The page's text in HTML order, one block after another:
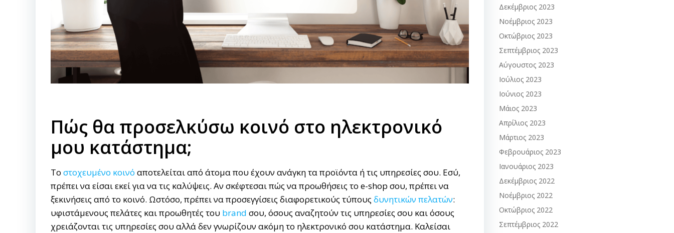
Πώς θα προσελκύσω κοινό στο ηλεκτρονικό
μου κατάστημα;
Το στοχευμένο κοινό αποτελείται από άτομα που έχουν ανάγκη τα προϊόντα ή τις υπηρεσίες σου. Εσύ,
πρέπει να είσαι εκεί για να τις καλύψεις. Αν σκέφτεσαι πώς να προωθήσεις το e-shop σου, πρέπει να
ξεκινήσεις από το κοινό. Ωστόσο, πρέπει να προσεγγίσεις διαφορετικούς τύπους δυνητικών πελατών:
υφιστάμενους πελάτες και προωθητές του brand σου, όσους αναζητούν τις υπηρεσίες σου και όσους
χρειάζονται τις υπηρεσίες σου αλλά δεν γνωρίζουν ακόμη το ηλεκτρονικό σου κατάστημα. Καλείσαι
Δεκέμβριος 2023
Νοέμβριος 2023
Οκτώβριος 2023
Σεπτέμβριος 2023
Αύγουστος 2023
Ιούλιος 2023
Ιούνιος 2023
Μάιος 2023
Απρίλιος 2023
Μάρτιος 2023
Φεβρουάριος 2023
Ιανουάριος 2023
Δεκέμβριος 2022
Νοέμβριος 2022
Οκτώβριος 2022
Σεπτέμβριος 2022